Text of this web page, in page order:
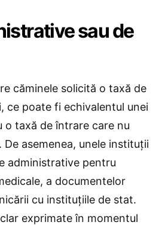
sau de
căminele solicită o taxă de
ce poate fi echivalentul unei
o taxă de întrare care nu
De asemenea, unele instituții
administrative pentru
a documentelor
cu instituțiile de stat.
exprimate în momentul